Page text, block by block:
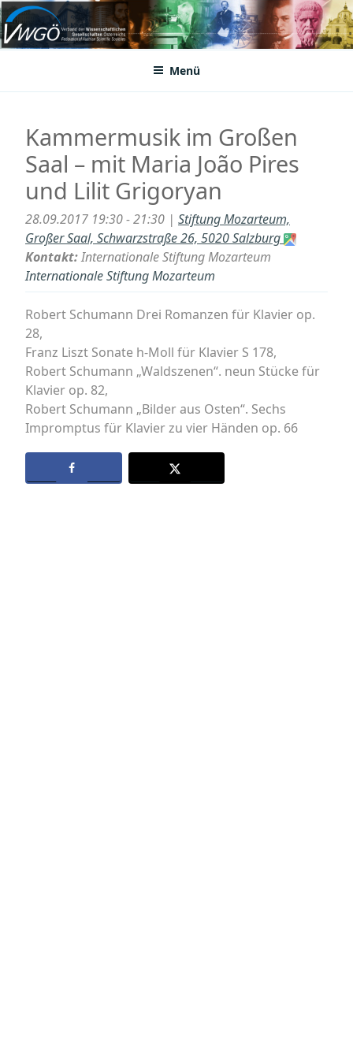
Zum
Inhalt
springenVWGÖ
Federation of Austrian Scientific Societies
Menü
Kammermusik im Großen
Saal – mit Maria João Pires
und Lilit Grigoryan
28.09.2017 19:30 - 21:30 | Stiftung Mozarteum,
Großer Saal, Schwarzstraße 26, 5020 Salzburg
Kontakt:Internationale Stiftung Mozarteum
Internationale Stiftung Mozarteum
Robert Schumann Drei Romanzen für Klavier op.
28,
Franz Liszt Sonate h-Moll für Klavier S 178,
Robert Schumann „Waldszenen“. neun Stücke für
Klavier op. 82,
Robert Schumann „Bilder aus Osten“. Sechs
Impromptus für Klavier zu vier Händen op. 66